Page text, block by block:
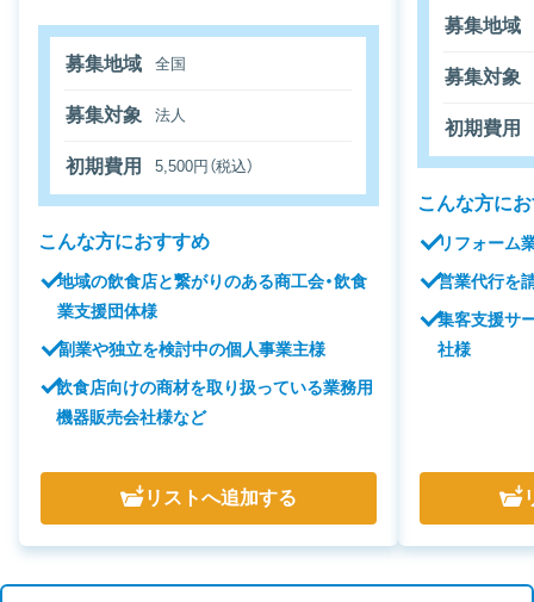
募集地域 全国
募集対象 法人
初期費用 5,500円（税込）
こんな方におすすめ
地域の飲食店と繋がりのある商工会・飲食
業支援団体様
副業や独立を検討中の個人事業主様
飲食店向けの商材を取り扱っている業務用
機器販売会社様など
リストへ追加する
募集地域
募集対象
初期費用
こんな方に
リフォーム
営業代行を
集客支援サ
社様